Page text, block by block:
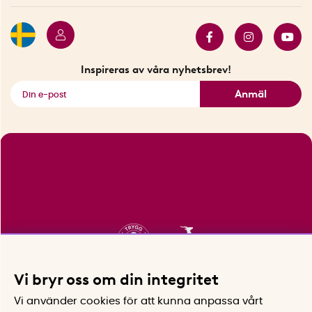
Inspireras av våra nyhetsbrev!
Anmäl
Vi bryr oss om din integritet
Vi använder cookies för att kunna anpassa vårt